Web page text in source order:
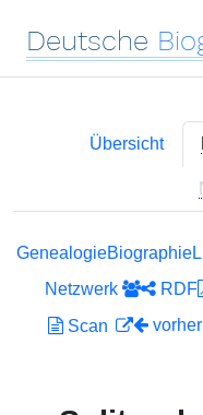
Deutsche
Übersicht
GenealogieBiographie
Netzwerk
RDF
Scan